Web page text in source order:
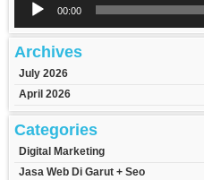
00:00
Archives
July 2026
April 2026
Categories
Digital Marketing
Jasa Web Di Garut + Seo